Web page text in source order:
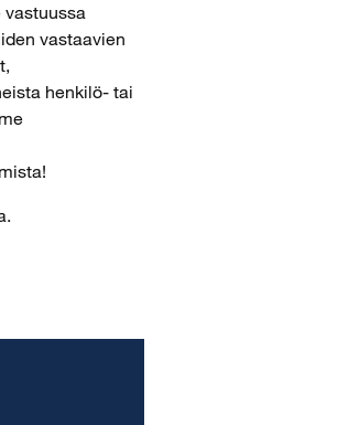
vastaavien
henkilö- tai